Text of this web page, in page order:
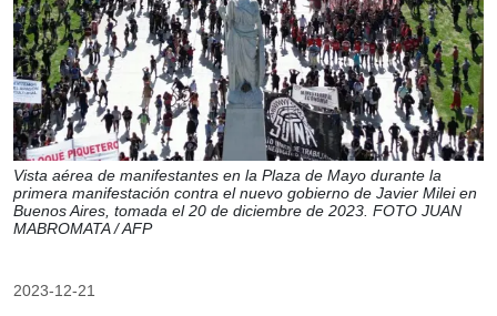
Vista aérea de manifestantes en la Plaza de Mayo durante la
primera manifestación contra el nuevo gobierno de Javier Milei en
Buenos Aires, tomada el 20 de diciembre de 2023. FOTO JUAN
MABROMATA / AFP
2023-12-21